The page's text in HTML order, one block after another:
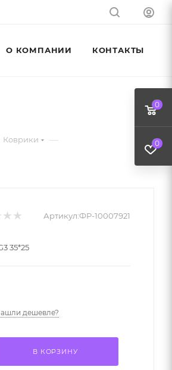
О КОМПАНИИ КОНТАКТЫ
Коврики —
Артикул:ФР-10007921
35*25
дешевле?
В КОРЗИНУ
0
0